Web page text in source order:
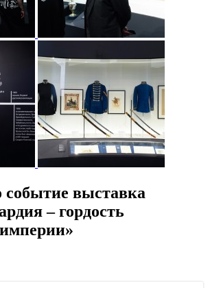
выставка
– гордость